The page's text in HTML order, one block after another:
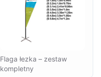
Flaga łezka – zestaw
kompletny